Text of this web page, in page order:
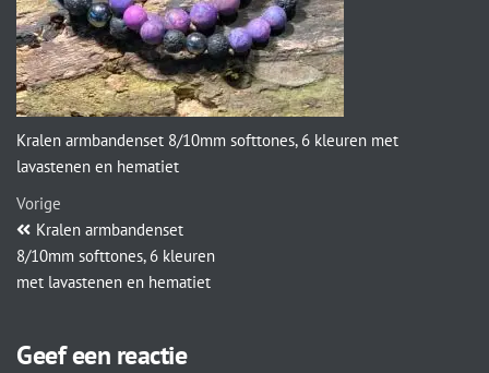
Kralen armbandenset 8/10mm softtones, 6 kleuren met
lavastenen en hematiet
Vorige
Kralen armbandenset
8/10mm softtones, 6 kleuren
met lavastenen en hematiet
Geef een reactie